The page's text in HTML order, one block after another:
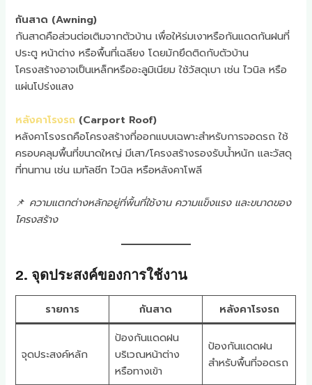
กันสาด (Awning)
กันสาดคือส่วนต่อเติมจากตัวบ้าน เพื่อให้ร่มเงาหรือกันแดดกันฝนที่
ประตู หน้าต่าง หรือพื้นที่เฉลียง โดยมักยึดติดกับตัวบ้าน
โครงสร้างอาจเป็นเหล็กหรืออะลูมิเนียม ใช้วัสดุเบา เช่น ไวนิล หรือ
แผ่นโปร่งแสง
หลังคาโรงรถ (Carport Roof)
หลังคาโรงรถคือโครงสร้างที่ออกแบบเฉพาะสำหรับการจอดรถ ใช้
ครอบคลุมพื้นที่ขนาดใหญ่ มีเสา/โครงสร้างรองรับน้ำหนัก และวัสดุ
ที่ทนทาน เช่น เมทัลชีท ไวนิล หรือหลังคาโพลี
📌 ความแตกต่างหลักอยู่ที่พื้นที่ใช้งาน ความแข็งแรง และขนาดของ
โครงสร้าง
2. จุดประสงค์ของการใช้งาน
รายการ กันสาด หลังคาโรงรถ
จุดประสงค์หลัก
ป้องกันแดดฝน
บริเวณหน้าต่าง
หรือทางเข้า
ป้องกันแดดฝน
สำหรับพื้นที่จอดรถ